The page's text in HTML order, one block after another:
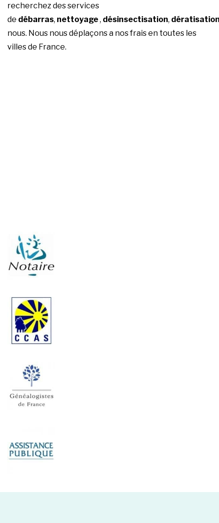
recherchez desservices
de débarras, nettoyage, désinsectisation,
nous. Nous nous déplaçons a nos frais en toutes les
villes de France.